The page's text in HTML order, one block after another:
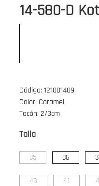
14-580-D
Código: 121001409
Color: Caramel
Tacón: 2/3cm
Talla
35 36
40 41